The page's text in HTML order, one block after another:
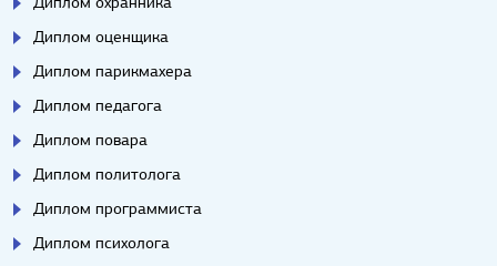
Диплом оценщика
Диплом парикмахера
Диплом педагога
Диплом повара
Диплом политолога
Диплом программиста
Диплом психолога